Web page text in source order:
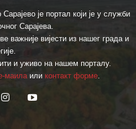
је портал који је у служби
Сарајева.
важније вијести из нашег града и
и уживо на нашем порталу.
маилаили контакт форме.